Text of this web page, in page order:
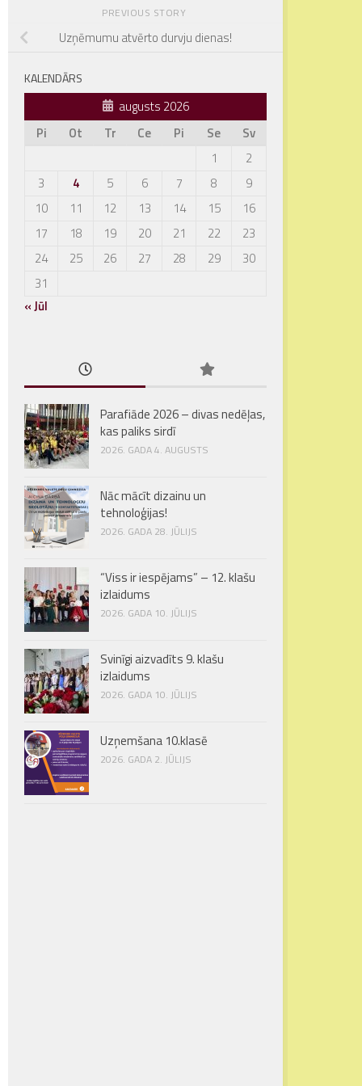
PREVIOUS STORY
Uzņēmumu atvērto durvju dienas!
KALENDĀRS
augusts 2026
Pi
Ot Tr Ce Pi Se
Sv
1
2
3
4 5 6 7 8
9
10
11 12 13 14 15
16
17
18 19 20 21 22
23
24
25 26 27 28 29
30
31
« Jūl
Parafiāde 2026 – divas nedēļas,
kas paliks sirdī
2026. GADA 4. AUGUSTS
Nāc mācīt dizainu un
tehnoloģijas!
2026. GADA 28. JŪLIJS
“Viss ir iespējams” – 12. klašu
izlaidums
2026. GADA 10. JŪLIJS
Svinīgi aizvadīts 9. klašu
izlaidums
2026. GADA 10. JŪLIJS
Uzņemšana 10.klasē
2026. GADA 2. JŪLIJS